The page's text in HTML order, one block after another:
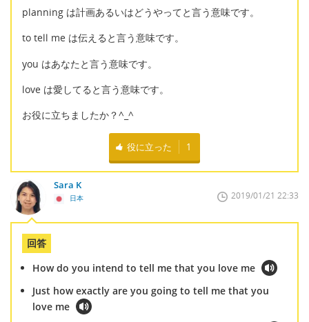
planning は計画あるいはどうやってと言う意味です。
to tell me は伝えると言う意味です。
you はあなたと言う意味です。
love は愛してると言う意味です。
お役に立ちましたか？^_^
役に立った 1
Sara K
日本 2019/01/21 22:33
回答
How do you intend to tell me that you love me
Just how exactly are you going to tell me that you
love me